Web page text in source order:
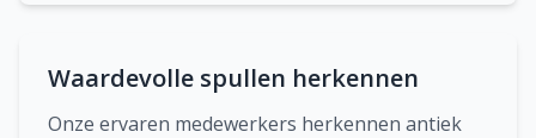
Waardevolle spullen herkennen
Onze ervaren medewerkers herkennen antiek